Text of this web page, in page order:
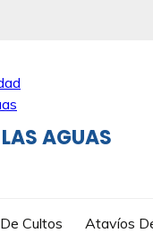
AGUAS
Cultos Atavíos